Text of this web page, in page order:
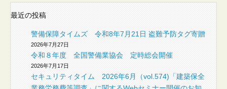
最近の投稿
警備保障タイムズ 令和8年7月21日 盗難予防タグ寄贈
2026年7月27日
令和８年度 全国警備業協会 定時総会開催
2026年7月17日
セキュリティタイム 2026年6月（vol.574)「建築保全